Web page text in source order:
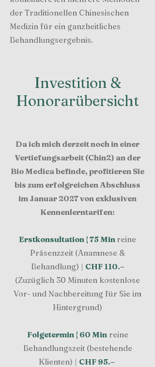
der Traditionellen Chinesischen
Medizin für ein ganzheitliches
Behandlungsergebnis.
Investition &
Honorarübersicht
Da ich mich derzeit noch in einer
Vertiefungsarbeit (Chin2) an der
Bio Medicabefinde, profitieren Sie
bis zum erfolgreichen Abschluss
im Januar 2027 von exklusiven
Kennenlerntarifen:
​​Erstkonsultation | 75 Min reine
Präsenzzeit (Anamnese &
Behandlung) | CHF 110.–
(Zuzüglich 30 Minuten kostenlose
Vor- und Nachbereitung für Sie im
Hintergrund)
Folgetermin | 60 Min reine
Behandlungszeit (bestehende
Klienten) | CHF 95.–